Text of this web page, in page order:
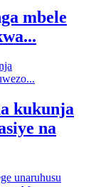
mbele
kukunja
na